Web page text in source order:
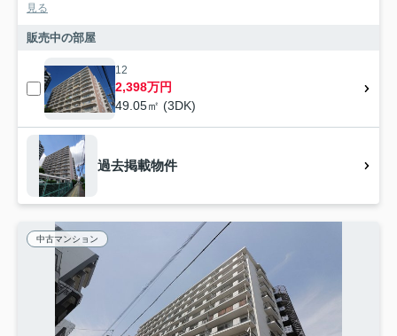
見る
販売中の部屋
12
2,398万円
49.05㎡ (3DK)
過去掲載物件
中古マンション